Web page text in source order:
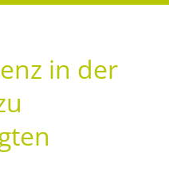
in der